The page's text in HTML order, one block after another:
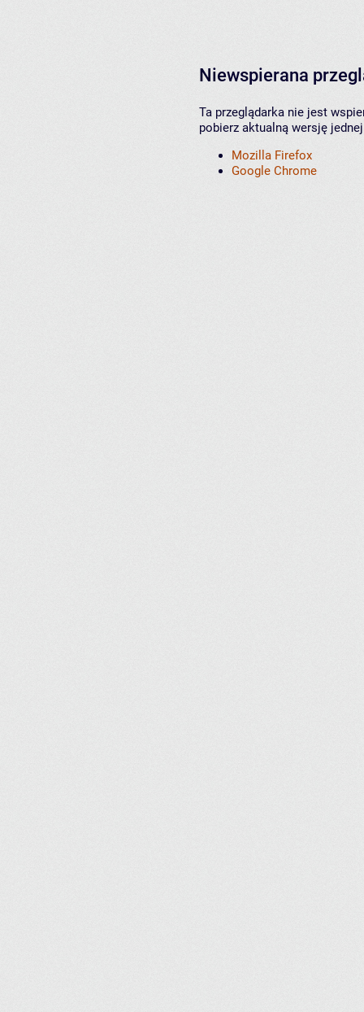
Niewspierana
Ta przeglądarka nie jest
pobierz aktualną wersję
Mozilla Firefox
Google Chrome